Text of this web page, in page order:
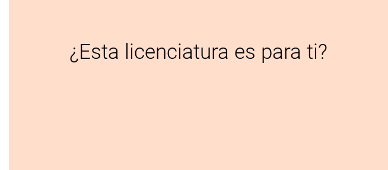
¿Esta licenciatura es para ti?